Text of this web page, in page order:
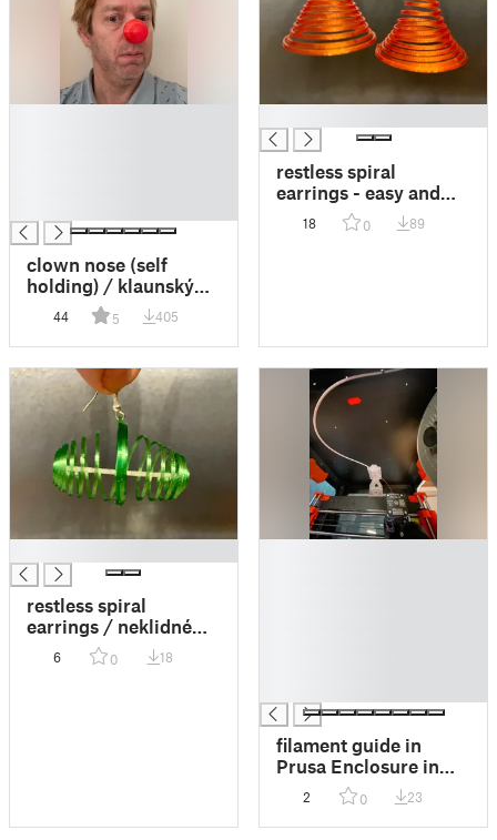
clown nose (self
holding) / klaunský
nos (samodržící)
44 5 405
restless spiral
earrings - easy and
fast / neklidné
spirálové náušnice -
18 0 89
restless spiral
earrings / neklidné
spirálové náušnice
6 0 18
filament guide in
Prusa Enclosure in
old way - 2.trial /
vedení filamentu v
Prusa Enclosure
2 0 23